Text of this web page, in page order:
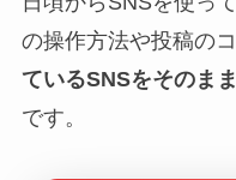
の操作方法や投稿の
ているSNSをそのま
です。